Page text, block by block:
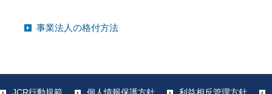
事業法人の格付方法